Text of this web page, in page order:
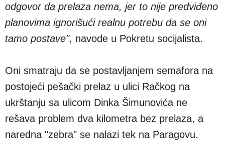
odgovor da prelaza nema, jer to nije predviđeno
planovima ignorišući realnu potrebu da se oni
tamo postave", navode u Pokretu socijalista.
Oni smatraju da se postavljanjem semafora na
postojeći pešački prelaz u ulici Račkog na
ukrštanju sa ulicom Dinka Šimunovića ne
rešava problem dva kilometra bez prelaza, a
naredna "zebra" se nalazi tek na Paragovu.